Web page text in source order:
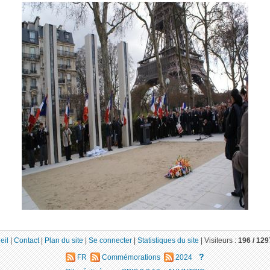
|Contact|Plan du site|Se connecter|Statistiques du site|Visiteurs :196 /
FR Commémorations 2024 ?